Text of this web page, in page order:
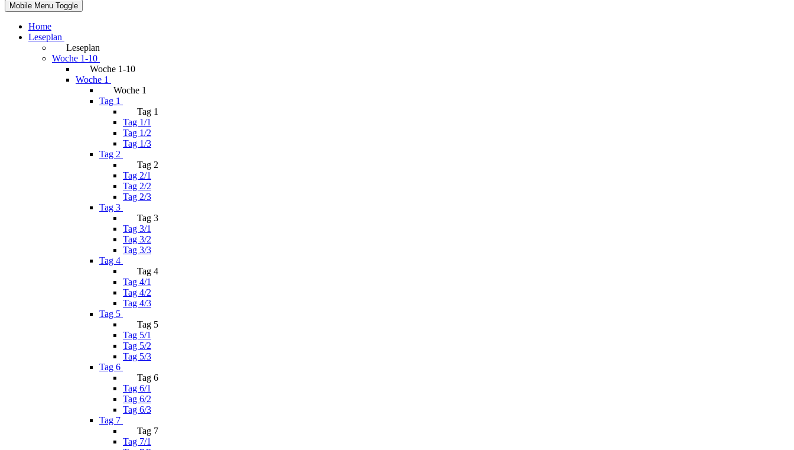
Mobile Menu Toggle
Home
Leseplan
Leseplan
Woche 1-10
Woche 1-10
Woche 1
Woche 1
Tag 1
Tag 1
Tag 1/1
Tag 1/2
Tag 1/3
Tag 2
Tag 2
Tag 2/1
Tag 2/2
Tag 2/3
Tag 3
Tag 3
Tag 3/1
Tag 3/2
Tag 3/3
Tag 4
Tag 4
Tag 4/1
Tag 4/2
Tag 4/3
Tag 5
Tag 5
Tag 5/1
Tag 5/2
Tag 5/3
Tag 6
Tag 6
Tag 6/1
Tag 6/2
Tag 6/3
Tag 7
Tag 7
Tag 7/1